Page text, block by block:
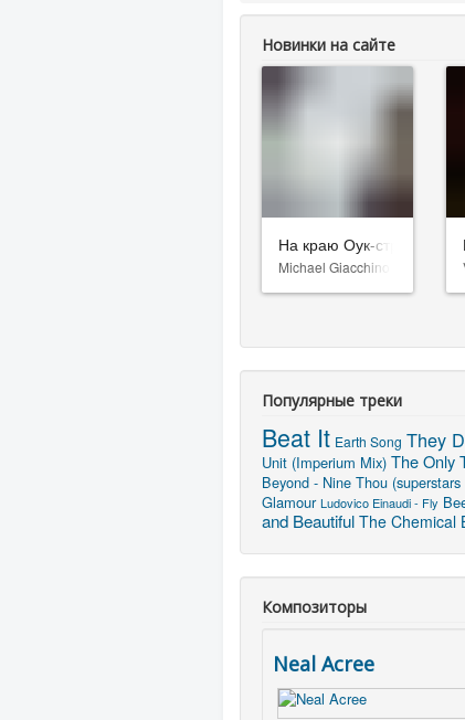
Новинки на сайте
На краю Оук-стрит
Michael Giacchino
Популярные треки
Beat It Earth Song They
Unit (Imperium Mix) The Only
Beyond - Nine Thou
Glamour Ludovico Einaudi - Fly
and Beautiful The Chemical
Композиторы
Neal Acree